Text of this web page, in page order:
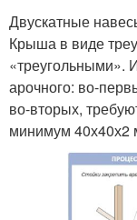
Двускатные
Крыша в виде
«треугольными».
арочного: во-
во-вторых,
минимум 40х40х2